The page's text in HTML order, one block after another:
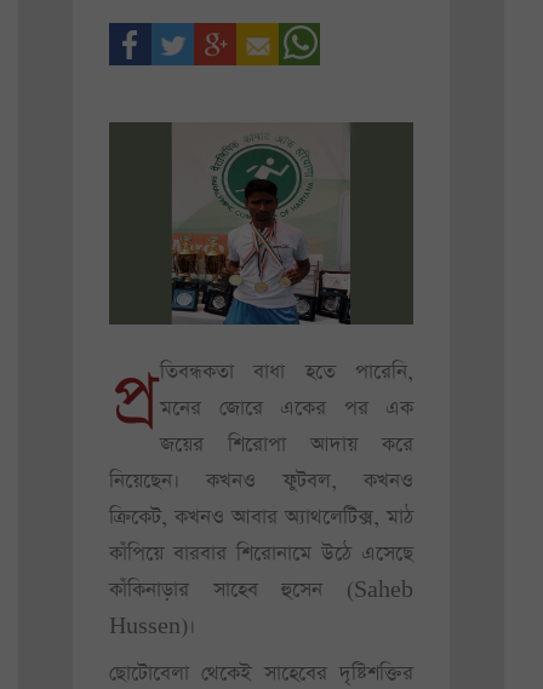
প্রতিবন্ধকতা বাধা হতে পারেনি,
মনের জোরে একের পর এক
জয়ের শিরোপা আদায় করে
নিয়েছেন। কখনও ফুটবল, কখনও
ক্রিকেট, কখনও আবার অ্যাথলেটিক্স, মাঠ
কাঁপিয়ে বারবার শিরোনামে উঠে এসেছে
কাঁকিনাড়ার সাহেব হুসেন (Saheb
Hussen)।
ছোটোবেলা থেকেই সাহেবের দৃষ্টিশক্তির